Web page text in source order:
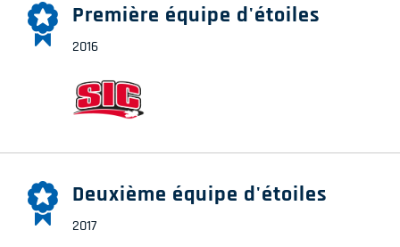
Première équipe d'étoiles
2016
Deuxième équipe d'étoiles
2017